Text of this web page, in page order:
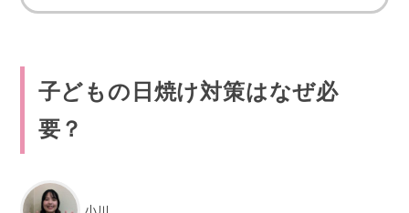
子どもの日焼け対策はなぜ必
要？